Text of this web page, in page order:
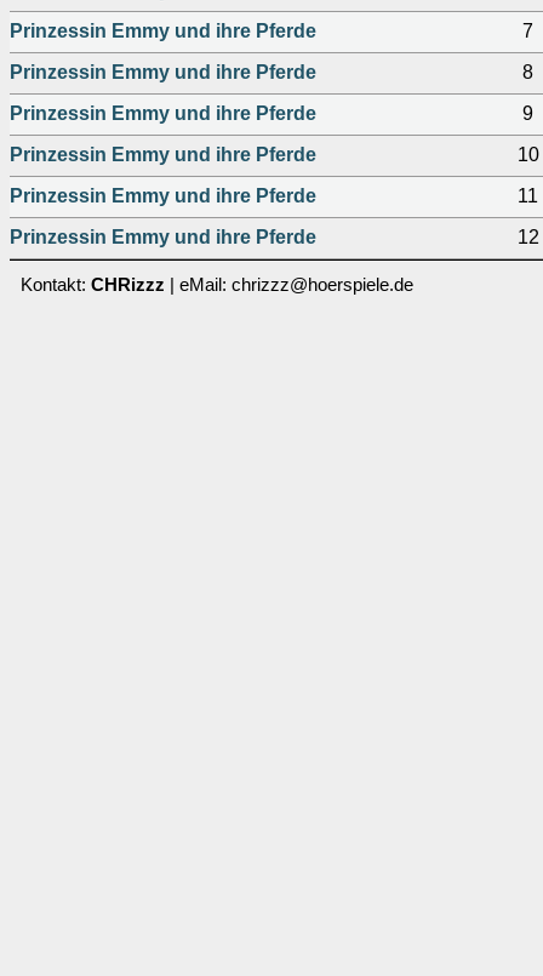
Prinzessin Emmy und ihre Pferde
7
Prinzessin Emmy und ihre Pferde
8
Prinzessin Emmy und ihre Pferde
9
Prinzessin Emmy und ihre Pferde
10
Prinzessin Emmy und ihre Pferde
11
Prinzessin Emmy und ihre Pferde
12
Kontakt: CHRizzz | eMail: chrizzz@hoerspiele.de